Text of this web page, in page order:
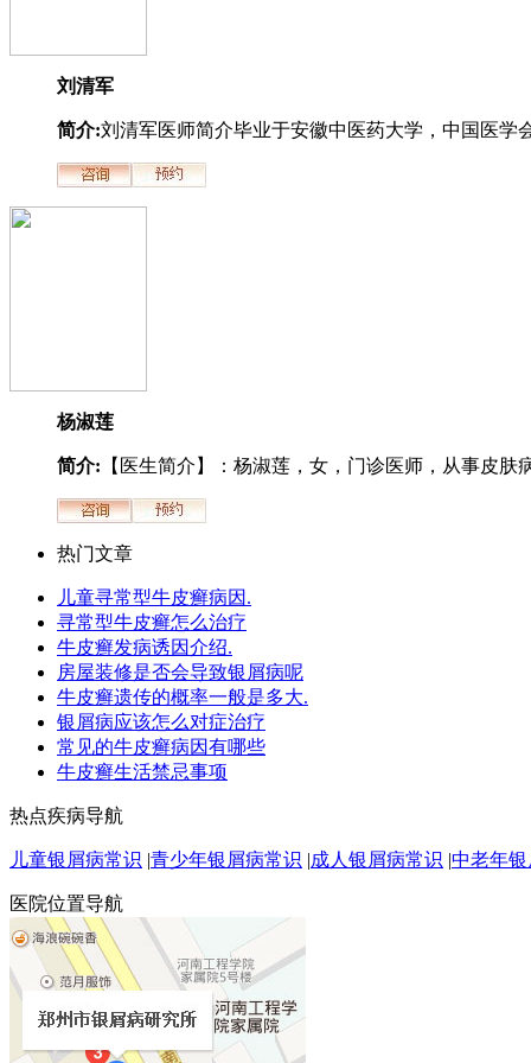
刘清军
简介:刘清军医师简介毕业于安徽中医药大学，中国医学
杨淑莲
简介: 【医生简介】：杨淑莲，女，门诊医师，从事皮肤
热门文章
儿童寻常型牛皮癣病因.
寻常型牛皮癣怎么治疗
牛皮癣发病诱因介绍.
房屋装修是否会导致银屑病呢
牛皮癣遗传的概率一般是多大.
银屑病应该怎么对症治疗
常见的牛皮癣病因有哪些
牛皮癣生活禁忌事项
热点疾病导航
儿童银屑病常识 |青少年银屑病常识 |成人银屑病常识 |中老年
医院位置导航